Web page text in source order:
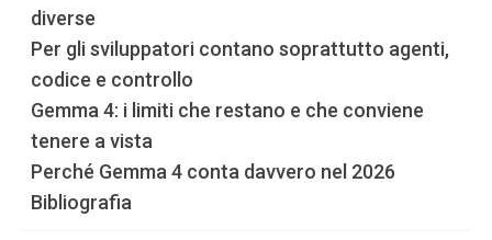
diverse
Per gli sviluppatori contano soprattutto agenti,
codice e controllo
Gemma 4: i limiti che restano e che conviene
tenere a vista
Perché Gemma 4 conta davvero nel 2026
Bibliografia